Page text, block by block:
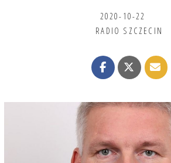
2020-10-22
RADIO SZCZECIN